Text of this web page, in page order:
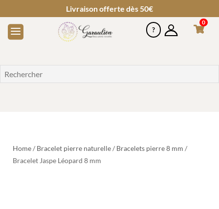
Livraison offerte dès 50€
0
Home/ Bracelet pierre naturelle/ Bracelets pierre 8 mm /
Bracelet Jaspe Léopard 8 mm